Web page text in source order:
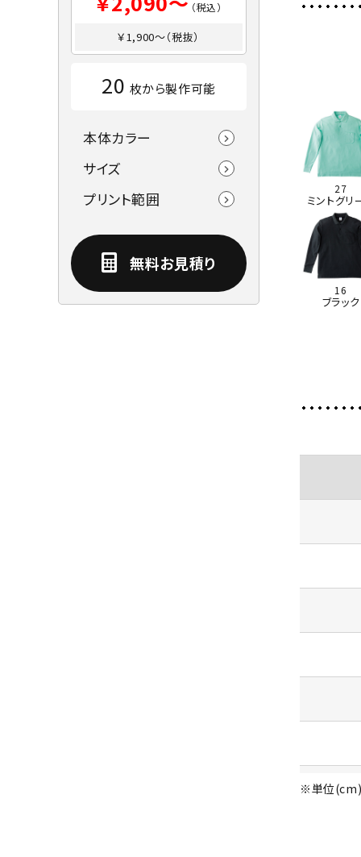
（税込）
￥1,900～（税抜）
20 枚から製作可能
本体カラー
サイズ
プリント範囲
無料お見積り
27
ミントグリ
16
ブラック
※単位